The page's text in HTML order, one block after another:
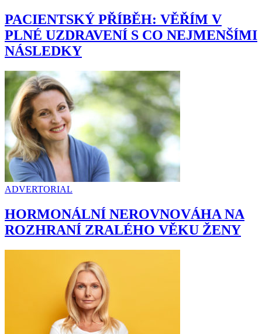
PACIENTSKÝ PŘÍBĚH: VĚŘÍM V
PLNÉ UZDRAVENÍ S CO NEJMENŠÍMI
NÁSLEDKY
ADVERTORIAL
HORMONÁLNÍ NEROVNOVÁHA NA
ROZHRANÍ ZRALÉHO VĚKU ŽENY